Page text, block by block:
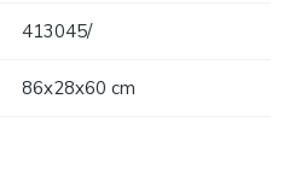
413045/
86x28x60 cm